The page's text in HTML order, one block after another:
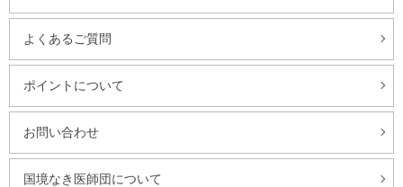
よくあるご質問
ポイントについて
お問い合わせ
国境なき医師団について